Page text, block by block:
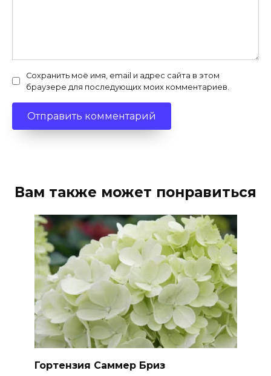
Сохранить моё имя, email и адрес сайта в этом
браузере для последующих моих комментариев.
Вам также может понравиться
Гортензия Саммер Бриз